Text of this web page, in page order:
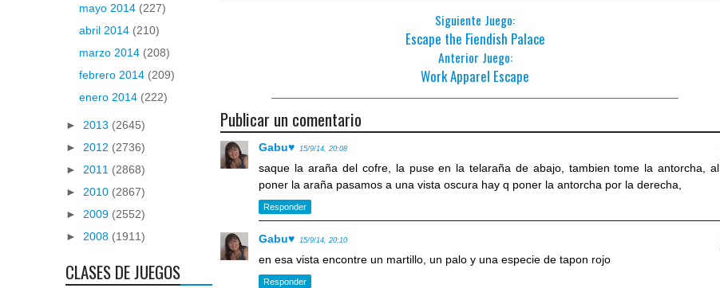
Siguiente Juego:
Escape the Fiendish Palace
Anterior Juego:
Work Apparel Escape
Publicar un comentario
Gabu♥ 15/9/14, 20:08
saque la araña del cofre, la puse en la telaraña de abajo, tambien tome la antorcha, al
poner la araña pasamos a una vista oscura hay q poner la antorcha por la derecha,
Responder
Gabu♥ 15/9/14, 20:10
en esa vista encontre un martillo, un palo y una especie de tapon rojo
Responder
mayo 2014 (227)
abril 2014 (210)
marzo 2014 (208)
febrero 2014 (209)
enero 2014 (222)
► 2013 (2645)
► 2012 (2736)
► 2011 (2868)
► 2010 (2867)
► 2009 (2552)
► 2008 (1911)
CLASES DE JUEGOS